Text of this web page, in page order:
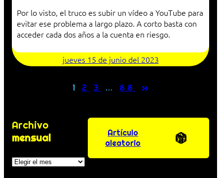
Por lo visto, el truco es subir un vídeo a YouTube para
evitar ese problema a largo plazo. A corto basta con
acceder cada dos años a la cuenta en riesgo.
jueves 15 de junio del 2023
1 2 3 … 88 »
Archivo
mensual
Archivos
Artículo
aleatorio